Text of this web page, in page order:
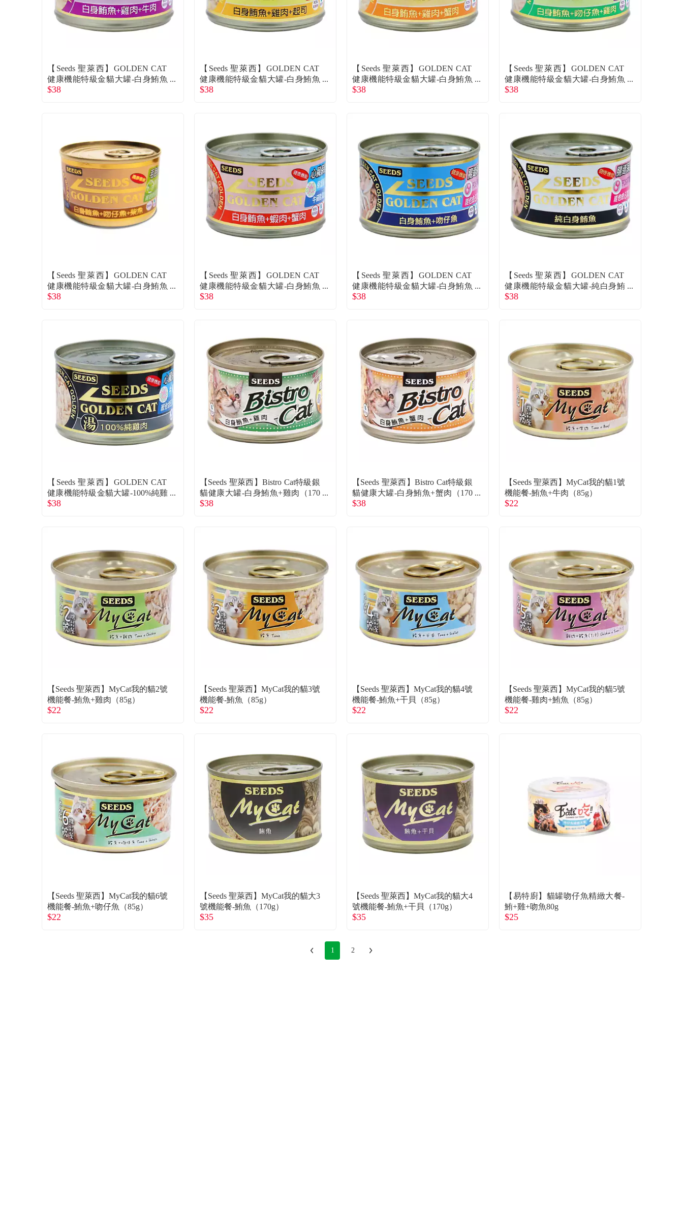
【Seeds 聖萊西】GOLDEN CAT
健康機能特級金貓大罐-白身鮪魚
+雞肉+牛肉（170g）
$38
【Seeds 聖萊西】GOLDEN CAT
健康機能特級金貓大罐-白身鮪魚
+雞肉+起司（170g）
$38
【Seeds 聖萊西】GOLDEN CAT
健康機能特級金貓大罐-白身鮪魚
+雞肉+蟹肉（170g）
$38
【Seeds 聖萊西】GOLDEN CAT
健康機能特級金貓大罐-白身鮪魚
+吻仔魚+雞肉（170g）
$38
【Seeds 聖萊西】GOLDEN CAT
健康機能特級金貓大罐-白身鮪魚
+吻仔魚+柴魚（170g）
$38
【Seeds 聖萊西】GOLDEN CAT
健康機能特級金貓大罐-白身鮪魚
+蝦肉+蟹肉（170g）
$38
【Seeds 聖萊西】GOLDEN CAT
健康機能特級金貓大罐-白身鮪魚
+吻仔魚（170g）
$38
【Seeds 聖萊西】GOLDEN CAT
健康機能特級金貓大罐-純白身鮪
魚（170g）
$38
【Seeds 聖萊西】GOLDEN CAT
健康機能特級金貓大罐-100%純雞
肉（170g）
$38
【Seeds 聖萊西】Bistro Cat特級銀
貓健康大罐-白身鮪魚+雞肉（170
g）
$38
【Seeds 聖萊西】Bistro Cat特級銀
貓健康大罐-白身鮪魚+蟹肉（170
g）
$38
【Seeds 聖萊西】MyCat我的貓1號
機能餐-鮪魚+牛肉（85g）
$22
【Seeds 聖萊西】MyCat我的貓2號
機能餐-鮪魚+雞肉（85g）
$22
【Seeds 聖萊西】MyCat我的貓3號
機能餐-鮪魚（85g）
$22
【Seeds 聖萊西】MyCat我的貓4號
機能餐-鮪魚+干貝（85g）
$22
【Seeds 聖萊西】MyCat我的貓5號
機能餐-雞肉+鮪魚（85g）
$22
【Seeds 聖萊西】MyCat我的貓6號
機能餐-鮪魚+吻仔魚（85g）
$22
【Seeds 聖萊西】MyCat我的貓大3
號機能餐-鮪魚（170g）
$35
【Seeds 聖萊西】MyCat我的貓大4
號機能餐-鮪魚+干貝（170g）
$35
【易特廚】貓罐吻仔魚精緻大餐-
鮪+雞+吻魚80g
$25
1 2